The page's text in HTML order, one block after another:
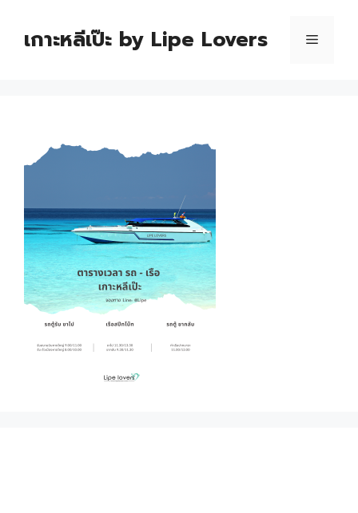
เกาะหลีเป๊ะ by Lipe Lovers